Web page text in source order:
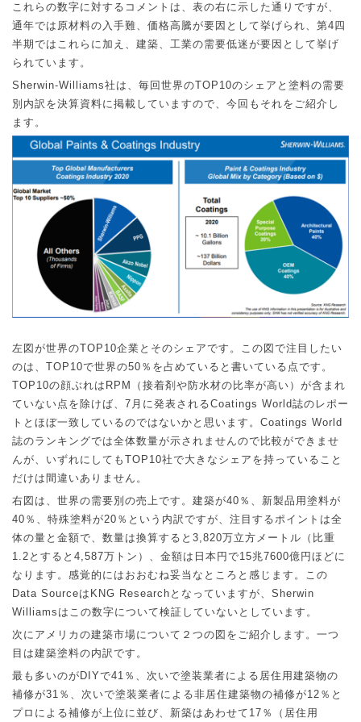
これらの数字に対するコメントは、表の右に示した通りですが、
通年では原材料の入手難、価格高騰が要因として挙げられ、第4 四
半期ではこれらに加え、建築、工業の需要低迷が要因として挙げ
られています。
Sherwin-Williams社は、毎回世界のTOP10のシェアと塗料の需要
別内訳を決算資料に掲載していますので、今回もそれをご紹介し
ます。
左図が世界のTOP10企業とそのシェアです。この図で注目したい
のは、 TOP10で世界の50 ％を占めていると書いている点です。
TOP10の顔ぶれは RPM
（接着剤や防水材の比率が高い）が含まれ
ていない点を除けば、 7 月に発表されるCoatings World誌のレポー
トとほぼ一致しているのではないかと思います。 Coatings World
誌のランキングでは全体数量が示されませんので比較ができませ
んが、いずれにしても TOP10社で大きなシェアを持っていること
だけは間違いありません。
右図は、世界の需要別の売上です。建築が40 ％、新製品用塗料が
40 ％、特殊塗料が20 ％という内訳ですが、注目するポイントは全
体の量と金額で、数量は換算すると 3,820万立方メートル（比重
1.2 とすると 4,587万トン）、金額は日本円で15兆7600億円ほどに
なります。感覚的にはおおむね妥当なところと感じます。この
Data Sourceは KNG Research となっていますが、 Sherwin
Williams はこの数字について検証していないとしています。
次にアメリカの建築市場について２つの図をご紹介します。一つ
目は建築塗料の内訳です。
最も多いのが DIYで41 ％、次いで塗装業者による居住用建築物の
補修が31 ％、次いで塗装業者による非居住建築物の補修が12 ％と
プロによる補修が上位に並び、新築はあわせて 17 ％（居住用